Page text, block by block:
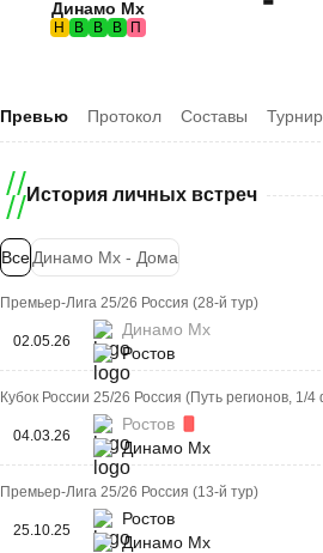
Динамо Мх
Н В В В П
Превью Протокол Составы
История личных встреч
ВсеДинамо Мх - Дома
Премьер-Лига 25/26 Россия (28-й тур)
02.05.26
Динамо Мх
Ростов
Кубок России 25/26 Россия (Путь регионов, 1/
04.03.26
Ростов
Динамо Мх
Премьер-Лига 25/26 Россия (13-й тур)
25.10.25
Ростов
Динамо Мх